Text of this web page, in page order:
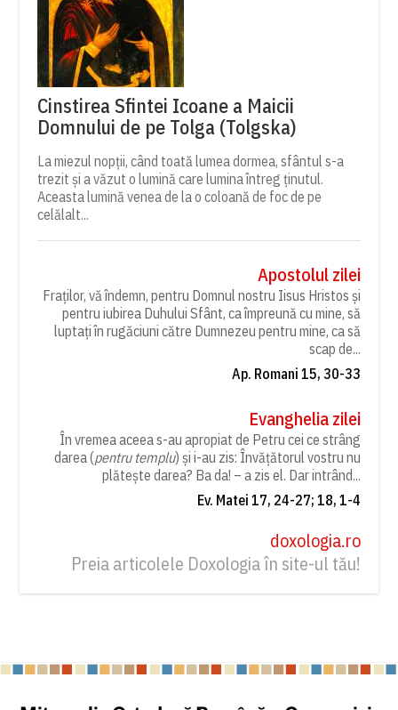
Cinstirea Sfintei Icoane a Maicii
Domnului de pe Tolga (Tolgska)
La miezul nopții, când toată lumea dormea, sfântul s-a
trezit și a văzut o lumină care lumina întreg ținutul.
Aceasta lumină venea de la o coloană de foc de pe
celălalt...
Apostolul zilei
Fraților, vă îndemn, pentru Domnul nostru Iisus Hristos și
pentru iubirea Duhului Sfânt, ca împreună cu mine, să
luptați în rugăciuni către Dumnezeu pentru mine, ca să
scap de...
Ap. Romani 15, 30-33
Evanghelia zilei
În vremea aceea s-au apropiat de Petru cei ce strâng
darea (pentru templu) și i-au zis: Învățătorul vostru nu
plătește darea? Ba da! – a zis el. Dar intrând...
Ev. Matei 17, 24-27; 18, 1-4
doxologia.ro
Preia articolele Doxologia în site-ul tău!